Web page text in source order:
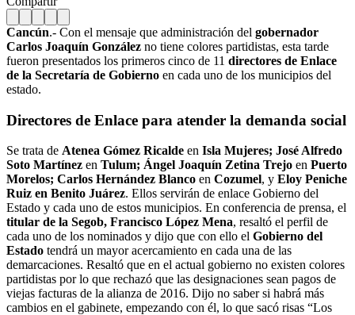
Cancún.- Con el mensaje que administración del gobernador
Carlos Joaquín González no tiene colores partidistas, esta tarde
fueron presentados los primeros cinco de 11 directores de Enlace
de la Secretaría de Gobierno en cada uno de los municipios del
estado.
Directores de Enlace para atender la demanda social
Se trata de Atenea Gómez Ricalde en Isla Mujeres; José Alfredo
Soto Martínez en Tulum; Ángel Joaquín Zetina Trejo en Puerto
Morelos; Carlos Hernández Blanco en Cozumel, y Eloy Peniche
Ruiz en Benito Juárez. Ellos servirán de enlace Gobierno del
Estado y cada uno de estos municipios. En conferencia de prensa, el
titular de la Segob, Francisco López Mena, resaltó el perfil de
cada uno de los nominados y dijo que con ello el Gobierno del
Estado tendrá un mayor acercamiento en cada una de las
demarcaciones. Resaltó que en el actual gobierno no existen colores
partidistas por lo que rechazó que las designaciones sean pagos de
viejas facturas de la alianza de 2016. Dijo no saber si habrá más
cambios en el gabinete, empezando con él, lo que sacó risas “Los